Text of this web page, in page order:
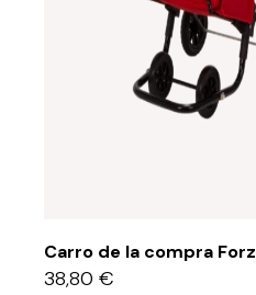
Carro de la compra
38,80 €